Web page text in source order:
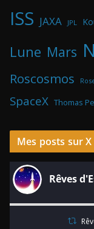
ISS JAXA JPL
Lune Mars
Roscosmos
SpaceX Thomas
Mes posts sur X
Rêves